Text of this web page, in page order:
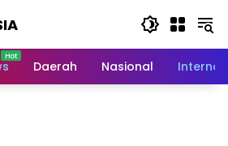
Daerah Nasional